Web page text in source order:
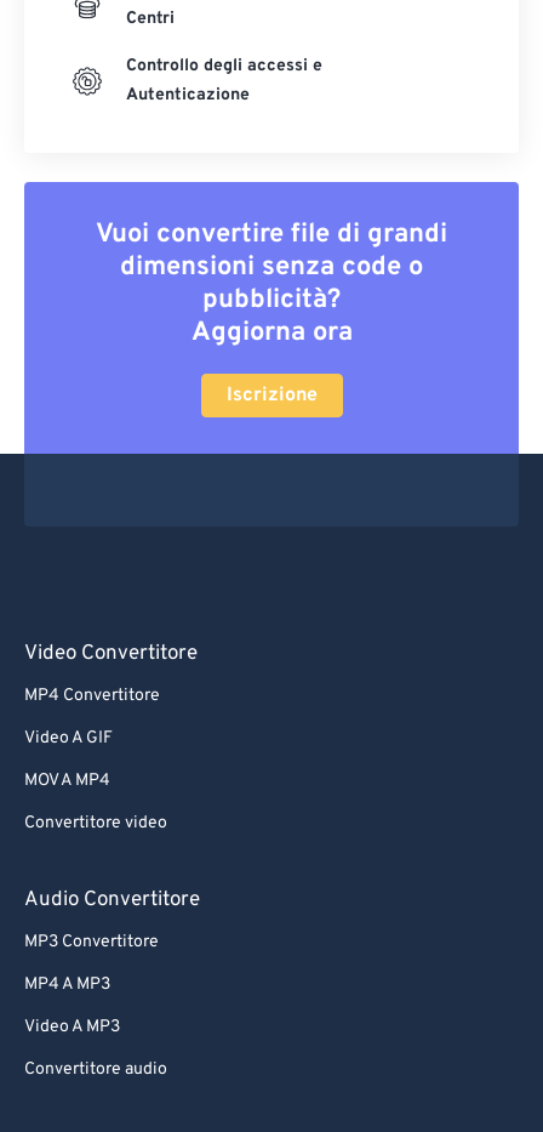
Centri
Controllo degli accessi e
Autenticazione
Vuoi convertire file di grandi
dimensioni senza code o
pubblicità?
Aggiorna ora
Iscrizione
Video Convertitore
MP4 Convertitore
Video A GIF
MOV A MP4
Convertitore video
Audio Convertitore
MP3 Convertitore
MP4 A MP3
Video A MP3
Convertitore audio